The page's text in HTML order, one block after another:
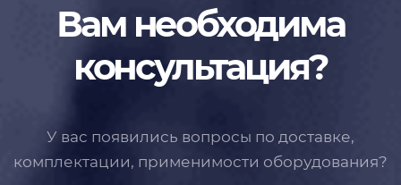
Вам необходима
консультация?
У вас появились вопросы по доставке,
комплектации, применимости оборудования?